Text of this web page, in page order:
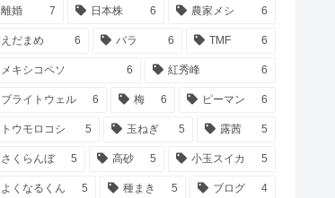
離婚 7 日本株 6 農家メシ 6
えだまめ 6 バラ 6 TMF 6
メキシコペソ 6 紅秀峰 6
ブライトウェル 6 梅 6 ピーマン 6
トウモロコシ 5 玉ねぎ 5 露茜 5
さくらんぼ 5 高砂 5 小玉スイカ 5
よくなるくん 5 種まき 5 ブログ 4